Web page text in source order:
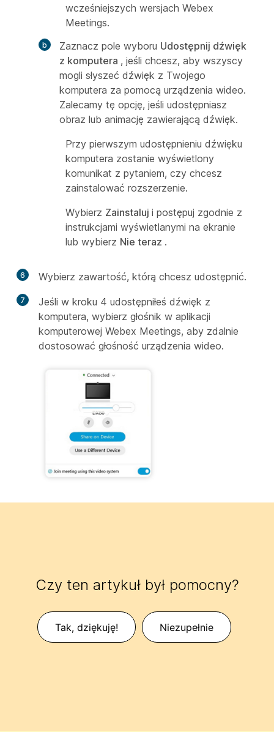
wcześniejszych wersjach Webex
Meetings.
Zaznacz pole wyboru Udostępnij dźwięk
z komputera , jeśli chcesz, aby wszyscy
mogli słyszeć dźwięk z Twojego
komputera za pomocą urządzenia wideo.
Zalecamy tę opcję, jeśli udostępniasz
obraz lub animację zawierającą dźwięk.
Przy pierwszym udostępnieniu dźwięku
komputera zostanie wyświetlony
komunikat z pytaniem, czy chcesz
zainstalować rozszerzenie.
Wybierz Zainstaluj i postępuj zgodnie z
instrukcjami wyświetlanymi na ekranie
lub wybierz Nie teraz .
6 Wybierz zawartość, którą chcesz udostępnić.
7
Jeśli w kroku 4 udostępniłeś dźwięk z
komputera, wybierz głośnik w aplikacji
komputerowej Webex Meetings, aby zdalnie
dostosować głośność urządzenia wideo.
Czy ten artykuł był pomocny?
Tak, dziękuję! Niezupełnie